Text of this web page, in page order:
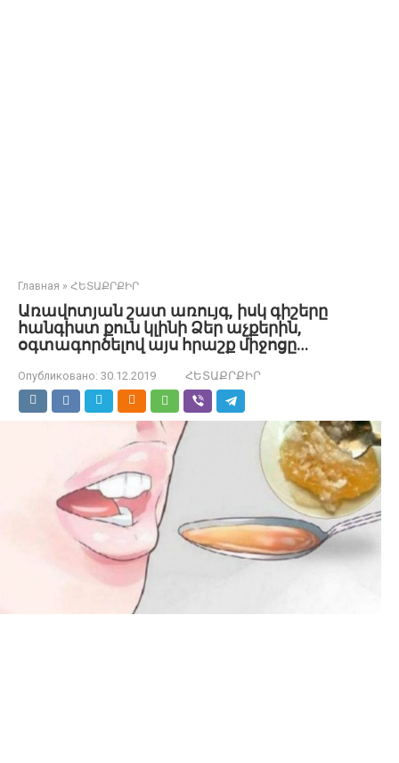
Главная » ՀԵՏԱՔՐՔԻՐ
Առավոտյան շատ առույգ, իսկ գիշերը
հանգիստ քուն կլինի Ձեր աչքերին,
օգտագործելով այս հրաշք միջոցը…
Опубликовано: 30.12.2019 ՀԵՏԱՔՐՔԻՐ